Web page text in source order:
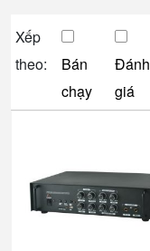
Xếp
theo:
Bán
chạy
Đánh
giá